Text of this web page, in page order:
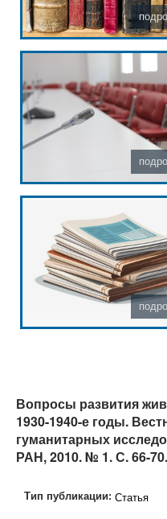
Вопросы развития
1930-1940-е годы.
гуманитарных
РАН, 2010. № 1. С. 66-70.
Тип публикации: Статья